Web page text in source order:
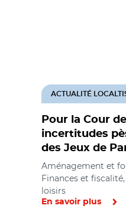
Pour la Cour
incertitudes
des Jeux de
ACTUALITÉ
Aménagement et
Finances et
loisirs
En savoir plus